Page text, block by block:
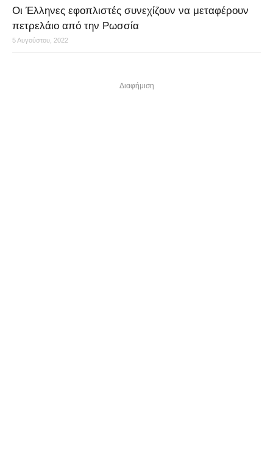
Οι Έλληνες εφοπλιστές συνεχίζουν να μεταφέρουν
πετρελάιο από την Ρωσσία
5 Αυγούστου, 2022
Διαφήμιση